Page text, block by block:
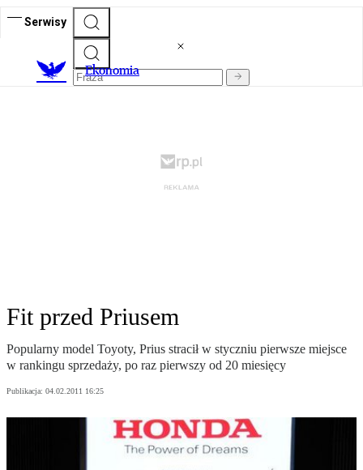
Serwisy
Ekonomia
Fit przed Priusem
Popularny model Toyoty, Prius stracił w styczniu pierwsze miejsce
w rankingu sprzedaży, po raz pierwszy od 20 miesięcy
Publikacja: 04.02.2011 16:25